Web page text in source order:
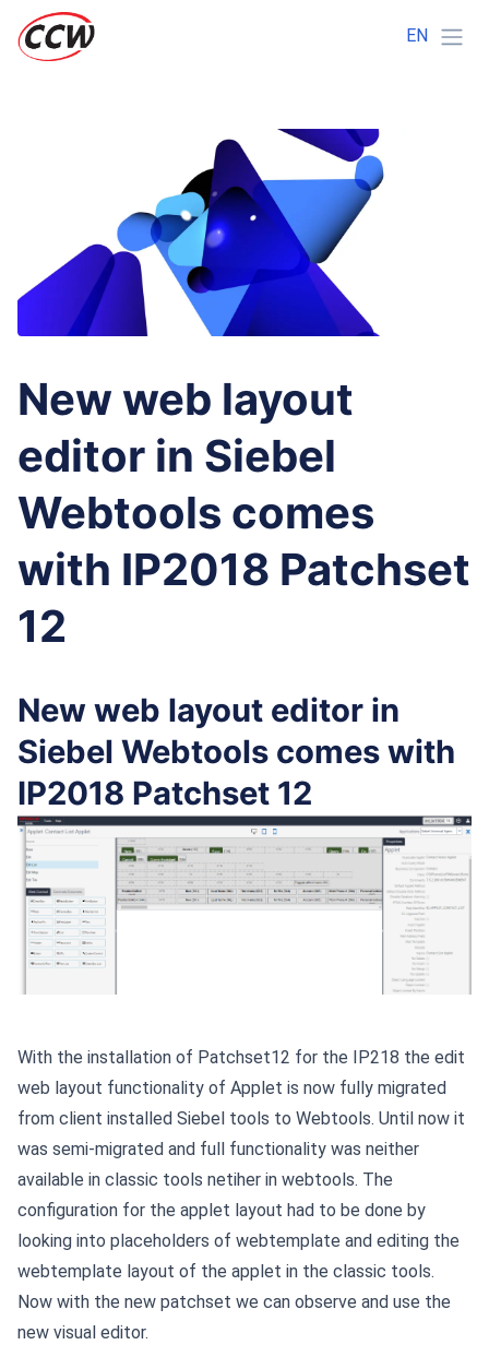
EN
New web layout
editor in Siebel
Webtools comes
with IP2018 Patchset
12
New web layout editor in
Siebel Webtools comes with
IP2018 Patchset 12
With the installation of Patchset12 for the IP218 the edit
web layout functionality of Applet is now fully migrated
from client installed Siebel tools to Webtools. Until now it
was semi-migrated and full functionality was neither
available in classic tools netiher in webtools. The
configuration for the applet layout had to be done by
looking into placeholders of webtemplate and editing the
webtemplate layout of the applet in the classic tools.
Now with the new patchset we can observe and use the
new visual editor.